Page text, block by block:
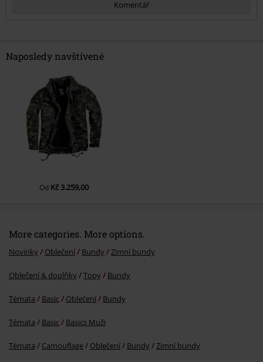
Komentář
Odeslat komentář
Naposledy navštívené
Od Kč 3.259,00
More categories. More options.
Novinky Oblečení Bundy Zimní bundy
Oblečení & doplňky Topy Bundy
Témata Basic Oblečení Bundy
Témata Basic Basics Muži
Témata Camouflage Oblečení Bundy Zimní bundy